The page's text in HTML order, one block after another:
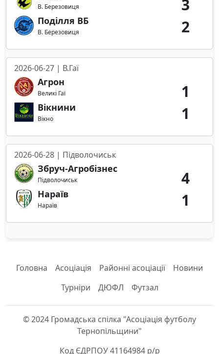
В. Березовиця
Поділля ВБ
В. Березовиця
3
2
2026-06-27 | В.Гаї
Агрон
Великі Гаї
Вікнини
Вікно
1
1
2026-06-28 | Підволочиськ
Збруч-Агробізнес
Підволочиськ
Нараїв
Нараїв
4
1
Головна Асоціація Районні асоціації
Новини
Турніри
ДЮФЛ Футзал
© 2024 Громадська спілка "Асоціація футболу
Тернопільщини"
Код ЄДРПОУ 41164984 р/р